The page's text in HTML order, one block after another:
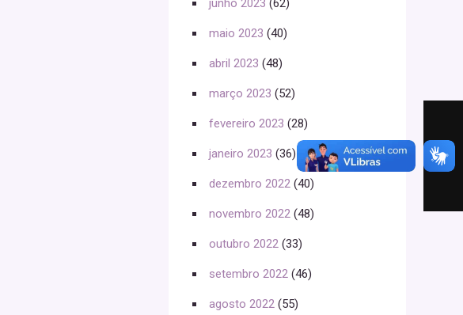
junho 2023 (62)
maio 2023 (40)
abril 2023 (48)
março 2023 (52)
fevereiro 2023 (28)
janeiro 2023 (36)
dezembro 2022 (40)
novembro 2022 (48)
outubro 2022 (33)
setembro 2022 (46)
agosto 2022 (55)